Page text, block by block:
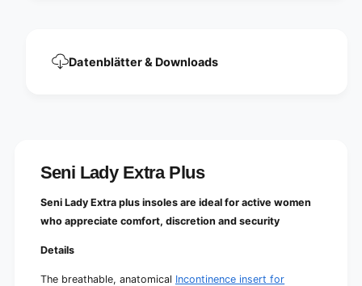
5
)
1
e
s
Datenblätter & Downloads
Seni Lady Extra Plus
Seni Lady Extra plus insoles are ideal for active women
who appreciate comfort, discretion and security
Details
The breathable, anatomical Incontinence insert for